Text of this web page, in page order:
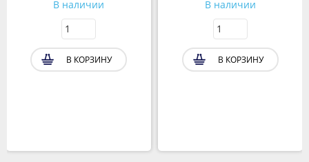
В наличии
В КОРЗИНУ
В наличии
В КОРЗИНУ